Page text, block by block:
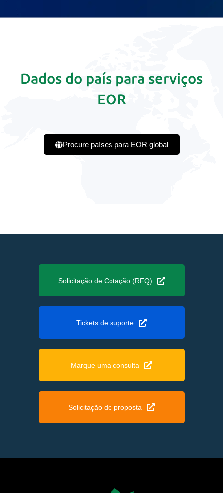
Dados do país para serviços
EOR
Procure países para EOR global
Solicitação de Cotação (RFQ)
Tickets de suporte
Marque uma consulta
Solicitação de proposta